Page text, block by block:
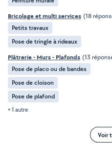
Bricolage et multi services (18
Petits travaux
Pose de tringle à rideaux
Plâtrerie - Murs - Plafonds (13
Pose de placo ou de bandes
Pose de cloison
Pose de plafond
+ 1 autre
Voir